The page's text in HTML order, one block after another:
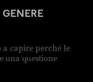
a capire perché le
una questione